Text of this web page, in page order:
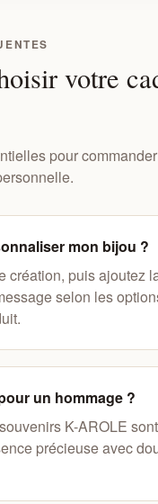
votre
pour
mon bijou ?
création, puis ajoutez
selon les
un hommage ?
K-AROLE
précieuse avec